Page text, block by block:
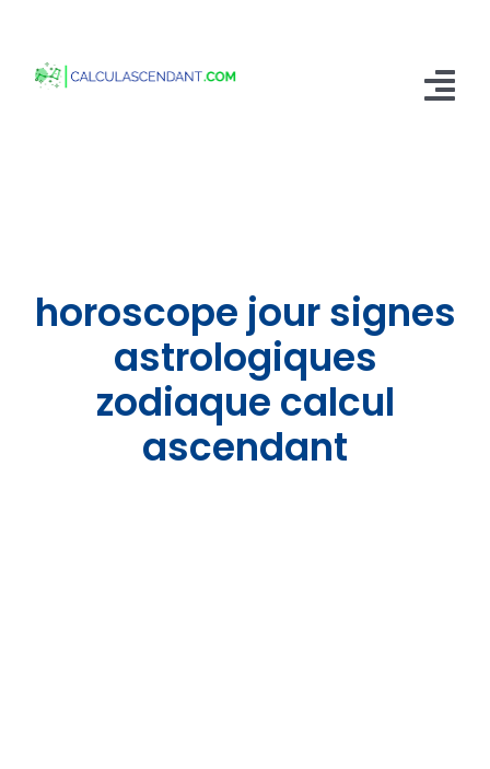
contenu
Contactez-nous
horoscope jour signes
astrologiques
zodiaque calcul
ascendant